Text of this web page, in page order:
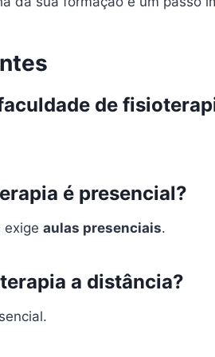
de
é presencial?
exige aulas presenciais.
a distância?